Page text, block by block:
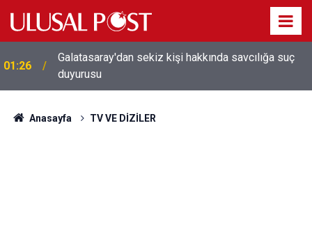
01:26
Galatasaray'dan sekiz kişi hakkında savcılığa suç
duyurusu
Anasayfa TV VE DİZİLER